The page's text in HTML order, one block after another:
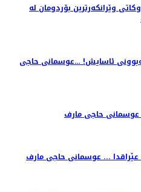
وێرانکەرترین بۆردومان لە
ئاسایش! …عوسمانی حاجی
حاجی مارف
... عوسمانی حاجی مارف